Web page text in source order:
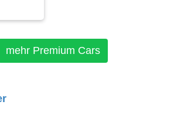
mehr Premium Cars